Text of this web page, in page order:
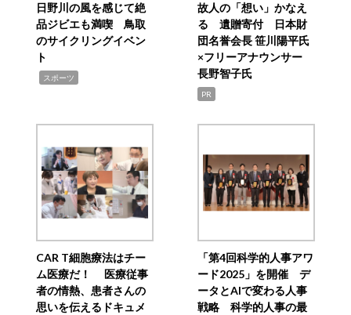
日野川の風を感じて絶
品ジビエも満喫 鳥取
のサイクリングイベン
ト
スポーツ
故人の「想い」かなえ
る 遺贈寄付 日本財
団名誉会長 笹川陽平氏
×フリーアナウンサー
長野智子氏
PR
CAR T細胞療法はチー
ム医療だ！ 医療従事
者の情熱、患者さんの
思いを伝えるドキュメ
「第4回科学的人事アワ
ード2025」を開催 デ
ータとAIで変わる人事
戦略 科学的人事の最